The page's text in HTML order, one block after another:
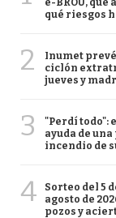
e-BROU,
qué riesgos
2
Inumet
ciclón
jueves y
3
"Perdí todo":
ayuda de
incendio de
4
Sorteo del 5
agosto de
pozos y